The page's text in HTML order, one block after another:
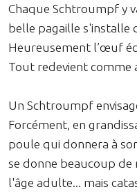
Chaque Schtroumpf y
belle pagaille s'installe
Heureusement l’œuf
Tout redevient comme
Un Schtroumpf
Forcément, en
poule qui donnera à
se donne beaucoup de
l'âge adulte... mais